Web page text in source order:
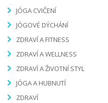
JÓGA CVIČENÍ
JÓGOVÉ DÝCHÁNÍ
ZDRAVÍ A FITNESS
ZDRAVÍ A WELLNESS
ZDRAVÍ A ŽIVOTNÍ STYL
JÓGA A HUBNUTÍ
ZDRAVÍ